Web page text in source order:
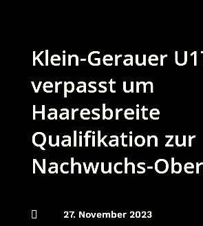
Klein-Gerauer
verpasst um
Haaresbreite
Qualifikation zur
Nachwuchs-
 27. November 2023